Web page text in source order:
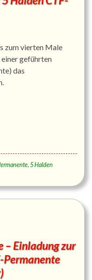
zum vierten Male
geführten
das
,5 Halden
– Einladung zur
Permanente